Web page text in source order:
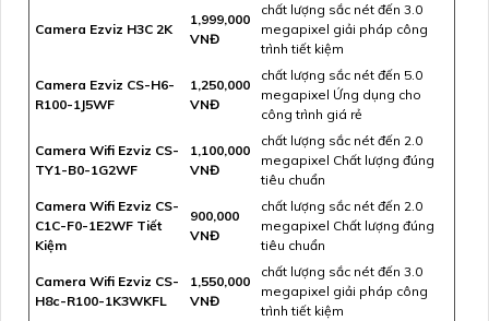
Camera Ezviz H3C 2K
1,999,000
VNĐ
chất lượng sắc nét đến 3.0
megapixel giải pháp công
trình tiết kiệm
Camera Ezviz CS-H6-
R100-1J5WF
1,250,000
VNĐ
chất lượng sắc nét đến 5.0
megapixel Ứng dụng cho
công trình giá rẻ
Camera Wifi Ezviz CS-
TY1-B0-1G2WF
1,100,000
VNĐ
chất lượng sắc nét đến 2.0
megapixel Chất lượng đúng
tiêu chuẩn
Camera Wifi Ezviz CS-
C1C-F0-1E2WF Tiết
Kiệm
900,000
VNĐ
chất lượng sắc nét đến 2.0
megapixel Chất lượng đúng
tiêu chuẩn
Camera Wifi Ezviz CS-
H8c-R100-1K3WKFL
1,550,000
VNĐ
chất lượng sắc nét đến 3.0
megapixel giải pháp công
trình tiết kiệm